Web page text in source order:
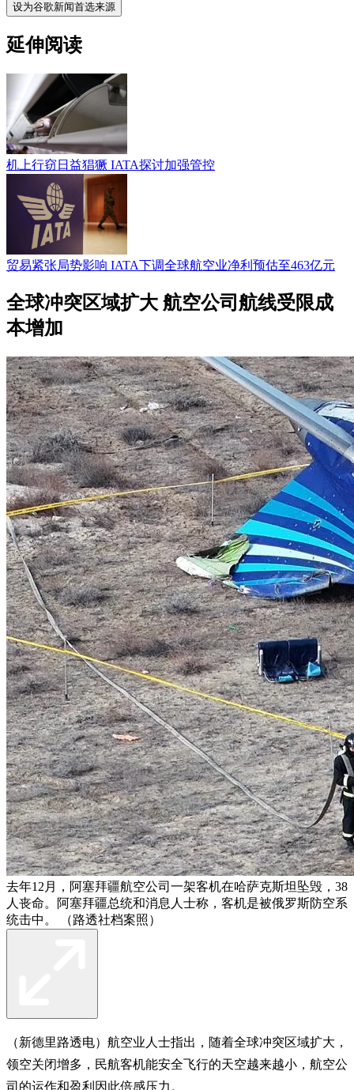
设为谷歌新闻首选来源
延伸阅读
机上行窃日益猖獗 IATA探讨加强管控
贸易紧张局势影响 IATA下调全球航空业净利预估至463亿元
全球冲突区域扩大 航空公司航线受限成
本增加
去年12月，阿塞拜疆航空公司一架客机在哈萨克斯坦坠毁，38
人丧命。阿塞拜疆总统和消息人士称，客机是被俄罗斯防空系
统击中。 （路透社档案照）
（新德里路透电）航空业人士指出，随着全球冲突区域扩大，
领空关闭增多，民航客机能安全飞行的天空越来越小，航空公
司的运作和盈利因此倍感压力。